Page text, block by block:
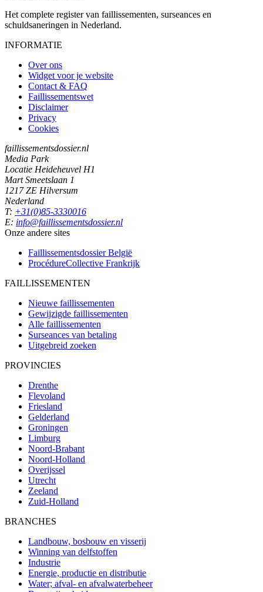
Het complete register van faillissementen, surseances en
schuldsaneringen in Nederland.
INFORMATIE
Over ons
Widget voor je website
Contact & FAQ
Faillissementswet
Disclaimer
Privacy
Cookies
faillissementsdossier.nl
Media Park
Locatie Heideheuvel H1
Mart Smeetslaan 1
1217 ZE Hilversum
Nederland
T: +31(0)85-3330016
E: info@faillissementsdossier.nl
Onze andere sites
Faillissementsdossier België
ProcédureCollective Frankrijk
FAILLISSEMENTEN
Nieuwe faillissementen
Gewijzigde faillissementen
Alle faillissementen
Surseances van betaling
Uitgebreid zoeken
PROVINCIES
Drenthe
Flevoland
Friesland
Gelderland
Groningen
Limburg
Noord-Brabant
Noord-Holland
Overijssel
Utrecht
Zeeland
Zuid-Holland
BRANCHES
Landbouw, bosbouw en visserij
Winning van delfstoffen
Industrie
Energie, productie en distributie
Water; afval- en afvalwaterbeheer